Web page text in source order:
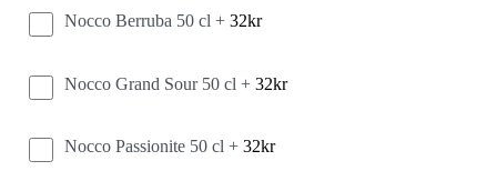
Nocco Berruba 50 cl + 32kr
Nocco Grand Sour 50 cl + 32kr
Nocco Passionite 50 cl + 32kr